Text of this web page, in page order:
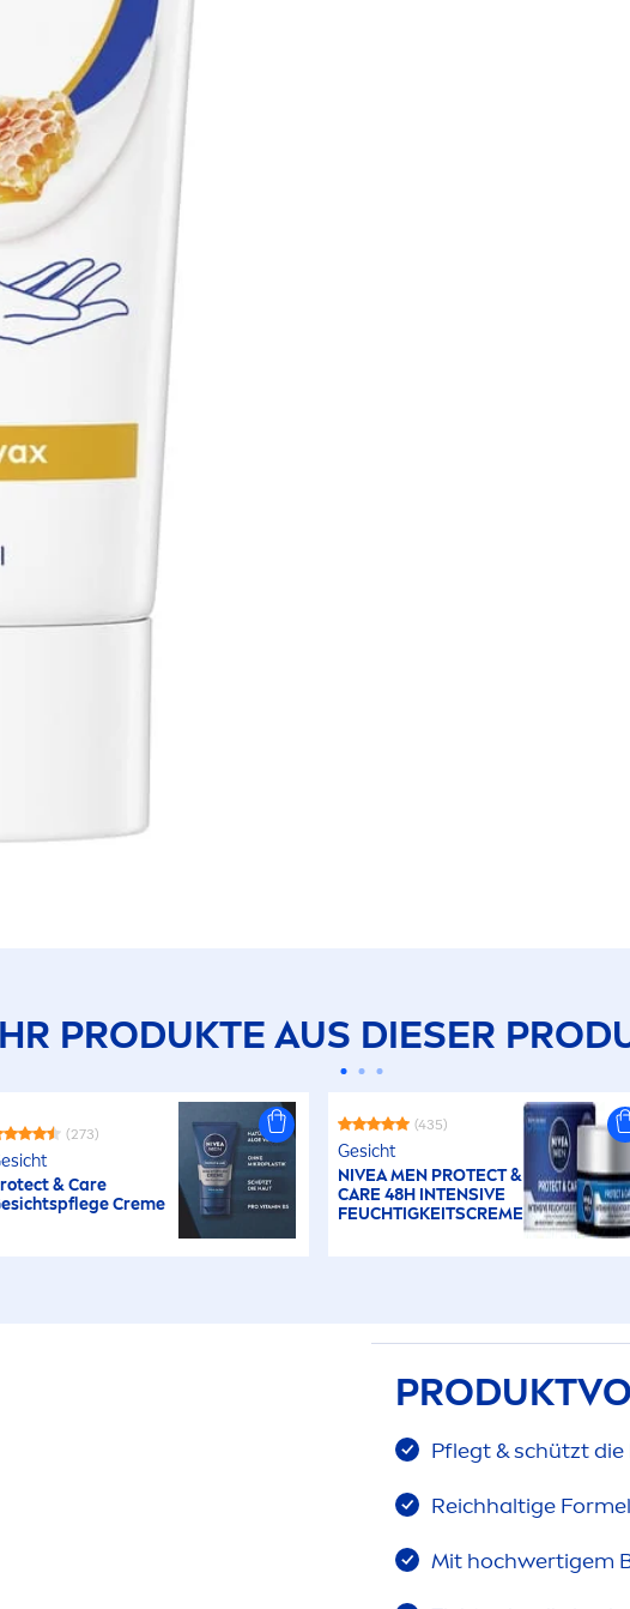
PRODUKTE AUS DIESER
(273)
&Care
Creme
(435)
Gesicht
NIVEAMEN PROTECT&
CARE48H INTENSIVE
FEUCHTIGKEITSCREME
Pflegt & schützt
Reichhaltige
Mit hochwertigem